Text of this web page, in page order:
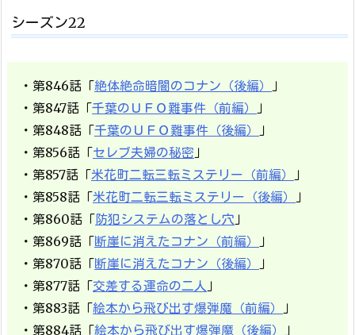
シーズン22
・第846話「絶体絶命暗闇のコナン（後編） 」
・第847話「千葉のＵＦＯ難事件（前編） 」
・第848話「千葉のＵＦＯ難事件（後編） 」
・第856話「セレブ夫婦の秘密」
・第857話「米花町二転三転ミステリー（前編） 」
・第858話「米花町二転三転ミステリー（後編） 」
・第860話「防犯システムの落とし穴」
・第869話「断崖に消えたコナン（前編） 」
・第870話「断崖に消えたコナン（後編） 」
・第877話「交差する運命の二人」
・第883話「絵本から飛び出す爆弾魔（前編） 」
・第884話「絵本から飛び出す爆弾魔（後編） 」